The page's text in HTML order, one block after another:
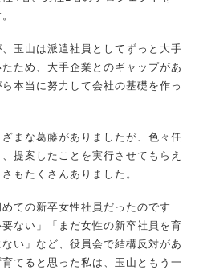
玉山は派遣社員としてずっと大手
ため、大手企業とのギャップがあ
本当に努力して会社の基礎を作っ
まな葛藤がありましたが、色々任
提案したことを実行させてもらえ
もたくさんありました。
ての新卒女性社員だったのです
ない」「まだ女性の新卒社員を育
い」など、役員会で結構反対があ
てると思った私は、玉山ともう一